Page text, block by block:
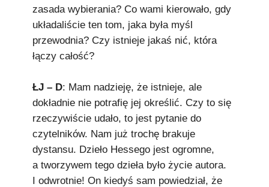
zasada wybierania? Co wami kierowało, gdy
układaliście ten tom, jaka była myśl
przewodnia? Czy istnieje jakaś nić, która
łączy całość?
ŁJ – D: Mam nadzieję, że istnieje, ale
dokładnie nie potrafię jej określić. Czy to się
rzeczywiście udało, to jest pytanie do
czytelników. Nam już trochę brakuje
dystansu. Dzieło Hessego jest ogromne,
a tworzywem tego dzieła było życie autora.
I odwrotnie! On kiedyś sam powiedział, że